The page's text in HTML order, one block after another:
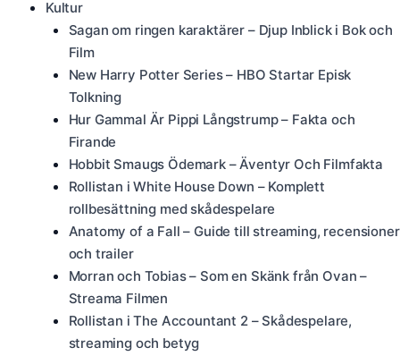
Kultur
Sagan om ringen karaktärer – Djup Inblick i Bok och
Film
New Harry Potter Series – HBO Startar Episk
Tolkning
Hur Gammal Är Pippi Långstrump – Fakta och
Firande
Hobbit Smaugs Ödemark – Äventyr Och Filmfakta
Rollistan i White House Down – Komplett
rollbesättning med skådespelare
Anatomy of a Fall – Guide till streaming, recensioner
och trailer
Morran och Tobias – Som en Skänk från Ovan –
Streama Filmen
Rollistan i The Accountant 2 – Skådespelare,
streaming och betyg